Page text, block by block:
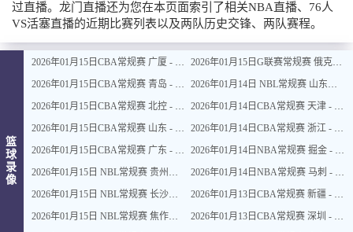
过直播。龙门直播还为您在本页面索引了相关NBA直播、76人
VS活塞直播的近期比赛列表以及两队历史交锋、两队赛程。
篮
球
录
像
2026年01月15日CBA常规赛 广厦 - 四川 全场录像
2026年01月15日CBA常规赛 青岛 - 吉林 全场录像
2026年01月15日CBA常规赛 北控 - 江苏 全场录像
2026年01月15日CBA常规赛 山东 - 宁波 全场录像
2026年01月15日CBA常规赛 广东 - 上海 全场录像
2026年01月15日 NBL常规赛 贵州猛龙 VS 合肥狂风 全场录像
2026年01月15日 NBL常规赛 长沙勇胜 VS 安徽皖江龙 全场录像
2026年01月15日 NBL常规赛 焦作文旅 VS 香港金牛 全场录像
2026年01月15日G联赛常规赛 俄克拉荷马城蓝 - 撕裂之城混音 全场录像
2026年01月14日 NBL常规赛 山东蜜獾 VS 上海玄鸟 全场录像
2026年01月14日CBA常规赛 天津 - 福建 全场录像
2026年01月14日CBA常规赛 浙江 - 广州 全场录像
2026年01月14日NBA常规赛 掘金 - 鹈鹕 全场录像
2026年01月14日NBA常规赛 马刺 - 雷霆 全场录像
2026年01月13日CBA常规赛 新疆 - 广厦 全场录像
2026年01月13日CBA常规赛 深圳 - 上海 全场录像